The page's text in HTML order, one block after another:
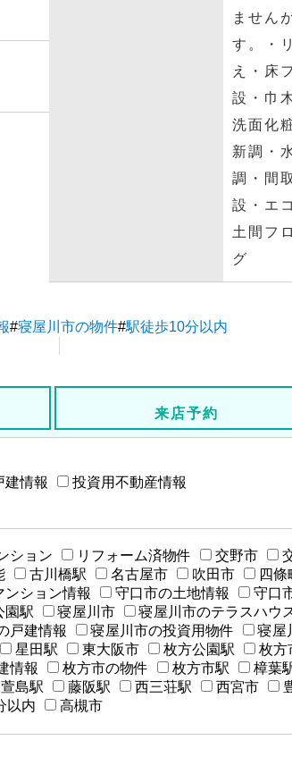
ません
す。・
え・床
設・巾
洗面化
新調・
調・間
設・エ
土間フ
グ
#寝屋川市の物件#駅徒歩10分以内
来店予約
情報 投資用不動産情報
ション リフォーム済物件 交野市
古川橋駅 名古屋市 吹田市 四條
ション情報 守口市の土地情報 守口
園駅 寝屋川市 寝屋川市のテラスハウ
戸建情報 寝屋川市の投資用物件 寝屋
星田駅 東大阪市 枚方公園駅 枚方
情報 枚方市の物件 枚方市駅 樟葉
島駅 藤阪駅 西三荘駅 西宮市
以内 高槻市